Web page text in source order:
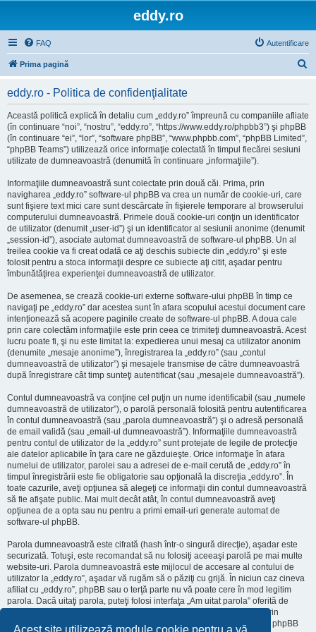
Acest site utilizează module cookie pentru a vă
eddy.ro
FAQ Autentificare
Prima pagină
eddy.ro - Politica de confidenţialitate
Această politică explică în detaliu cum „eddy.ro” împreună cu companiile afliate
(în continuare “noi”, “nostru”, “eddy.ro”, “https://www.eddy.ro/phpbb3”) şi phpBB
(în continuare “ei”, “lor”, “software phpBB”, “www.phpbb.com”, “phpBB Limited”,
“phpBB Teams”) utilizează orice informaţie colectată în timpul fiecărei sesiuni
utilizate de dumneavoastră (denumită în continuare „informaţiile”).
Informaţiile dumneavoastră sunt colectate prin două căi. Prima, prin
navigharea „eddy.ro” software-ul phpBB va crea un număr de cookie-uri, care
sunt fişiere text mici care sunt descărcate în fişierele temporare al browserului
computerului dumneavoastră. Primele două cookie-uri conţin un identificator
de utilizator (denumit „user-id”) şi un identificator al sesiunii anonime (denumit
„session-id”), asociate automat dumneavoastră de software-ul phpBB. Un al
treilea cookie va fi creat odată ce aţi deschis subiecte din „eddy.ro” şi este
folosit pentru a stoca informaţii despre ce subiecte aţi citit, aşadar pentru
îmbunătăţirea experienţei dumneavoastră de utilizator.
De asemenea, se crează cookie-uri externe software-ului phpBB în timp ce
navigaţi pe „eddy.ro” dar acestea sunt în afara scopului acestui document care
intenţionează să acopere paginile create de software-ul phpBB. A doua cale
prin care colectăm informaţiile este prin ceea ce trimiteţi dumneavoastră. Acest
lucru poate fi, şi nu este limitat la: expedierea unui mesaj ca utilizator anonim
(denumite „mesaje anonime”), înregistrarea la „eddy.ro” (sau „contul
dumneavoastră de utilizator”) şi mesajele transmise de către dumneavoastră
după înregistrare cât timp sunteţi autentificat (sau „mesajele dumneavoastră”).
Contul dumneavoastră va conţine cel puţin un nume identificabil (sau „numele
dumneavoastră de utilizator”), o parolă personală folosită pentru autentificarea
în contul dumneavoastră (sau „parola dumneavoastră”) şi o adresă personală
de email validă (sau „email-ul dumneavoastră”). Informaţiile dumneavoastră
pentru contul de utilizator de la „eddy.ro” sunt protejate de legile de protecţie
ale datelor aplicabile în ţara care ne găzduieşte. Orice informaţie în afara
numelui de utilizator, parolei sau a adresei de e-mail cerută de „eddy.ro” în
timpul înregistrării este fie obligatorie sau opţională la discreţia „eddy.ro”. În
toate cazurile, aveţi opţiunea să alegeţi ce informaţii din contul dumneavoastră
să fie afişate public. Mai mult decât atât, în contul dumneavoastră aveţi
opţiunea de a opta sau nu pentru a primi email-uri generate automat de
software-ul phpBB.
Parola dumneavoastră este cifrată (hash într-o singură direcţie), aşadar este
securizată. Totuşi, este recomandat să nu folosiţi aceeaşi parolă pe mai multe
website-uri. Parola dumneavoastră este mijlocul de accesare al contului de
utilizator la „eddy.ro”, aşadar vă rugăm să o păziţi cu grijă. În niciun caz cineva
afiliat cu „eddy.ro”, phpBB sau o terţă parte nu vă poate cere în mod legitim
parola. Dacă uitaţi parola, puteţi folosi interfaţa „Am uitat parola” oferită de
software-ul phpBB. Această procedură vă va genera o nouă parolă prin
transmiterea numelui de utilizator şi a adresei email, apoi software-ul phpBB